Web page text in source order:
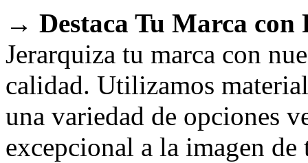
→ Destaca Tu Marca
Jerarquiza tu marca con
calidad. Utilizamos
una variedad de opciones
excepcional a la imagen